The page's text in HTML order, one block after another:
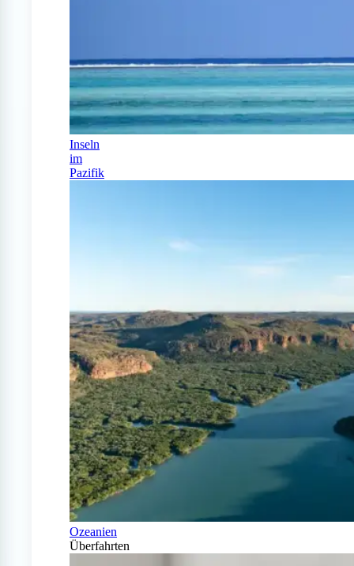
Inseln
im
Pazifik
Ozeanien
Überfahrten